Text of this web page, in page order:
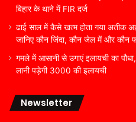
बिहार के थाने में FIR दर्ज
ढाई साल में कैसे खत्म होता गया
जानिए कौन जिंदा, कौन जेल में और कौन
गमले में आसानी से उगाएं इलायची का
लानी पड़ेगी 3000 की इलायची
Newsletter